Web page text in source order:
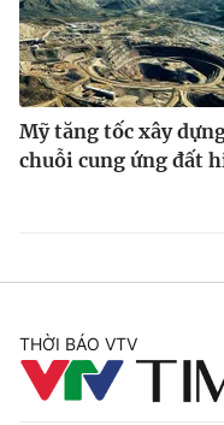
Mỹ tăng tốc xây
chuỗi cung ứng đất
THỜI BÁO VTV